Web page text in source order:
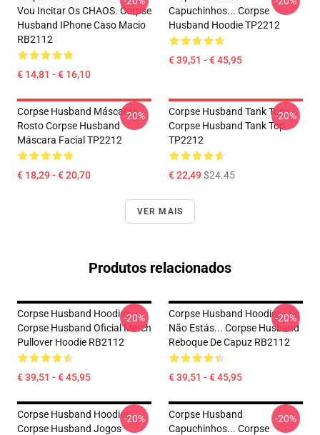
Vou Incitar Os CHAOS. Corpse
Husband IPhone Caso Macio
RB2112
€ 14,81 - € 16,10
Capuchinhos... Corpse
Husband Hoodie TP2212
€ 39,51 - € 45,95
Corpse Husband Máscaras
Rosto Corpse Husband
Máscara Facial TP2212
€ 18,29 - € 20,70
-20%
Corpse Husband Tank Tops -
Corpse Husband Tank Top
TP2212
€ 22,49$24.45
-20%
VER MAIS
Produtos relacionados
Corpse Husband Hoodies -
Corpse Husband Oficial Merch
Pullover Hoodie RB2112
€ 39,51 - € 45,95
-20%
Corpse Husband Hoodies - Se
Não Estás... Corpse Husband
Reboque De Capuz RB2112
€ 39,51 - € 45,95
-20%
Corpse Husband Hoodies.
Corpse Husband Jogos
-20%
Corpse Husband
Capuchinhos... Corpse
-20%